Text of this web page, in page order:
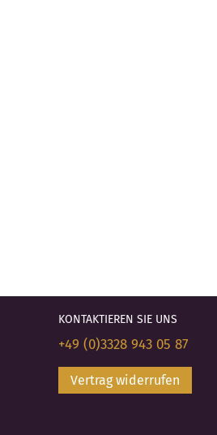
KONTAKTIEREN SIE UNS
+49 (0)3328 943 05 87
Vertrag widerrufen